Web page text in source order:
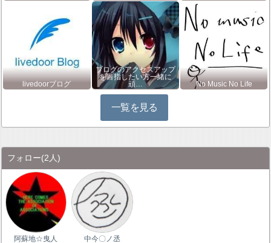
livedoorブログ
ブログのアクセスアップ
を目指したい方一緒に
頑…
No Music No Life
一覧を見る
フォロー(2人)
阿蘇地☆曳人 中今〇ノ丞